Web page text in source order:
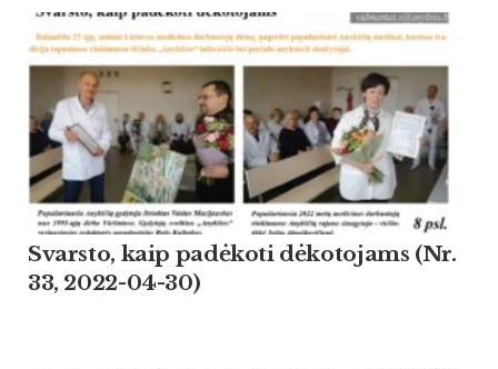
Svarsto, kaip padėkoti dėkotojams (Nr.
33, 2022-04-30)